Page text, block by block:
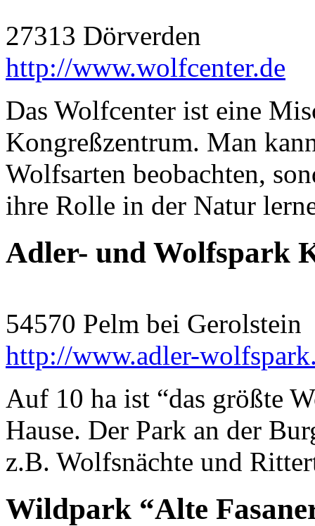
27313 Dörverden
http://www.wolfcenter.de
Das Wolfcenter ist eine
Kongreßzentrum. Man
Wolfsarten beobachten,
ihre Rolle in der Natur
Adler- und Wolfspark
54570 Pelm bei Gerolstein
http://www.adler-
Auf 10 ha ist “das größte
Hause. Der Park an der
z.B. Wolfsnächte und
Wildpark “Alte